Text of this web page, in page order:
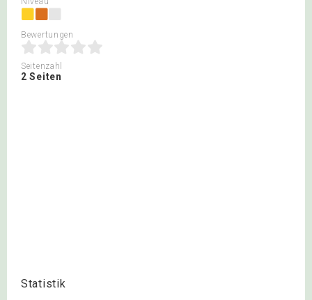
Bewertungen
Seitenzahl
2 Seiten
Statistik